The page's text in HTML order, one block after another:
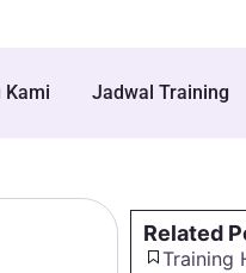
Kami Jadwal Training
Related
Training